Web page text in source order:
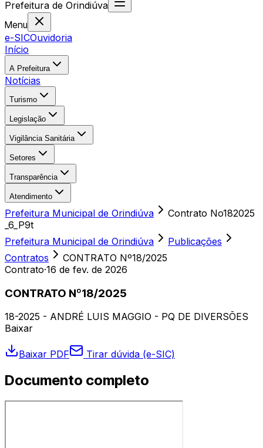
Prefeitura de Orindiúva
Menu
e-SICOuvidoria
Início
A Prefeitura
Notícias
Turismo
Legislação
Vigilância Sanitária
Setores
Transparência
Atendimento
Prefeitura Municipal de Orindiúva
Contrato No182025
_6_P9t
Prefeitura Municipal de Orindiúva
Publicações
Contratos
CONTRATO Nº18/2025
Contrato·16 de fev. de 2026
CONTRATO Nº18/2025
18-2025 - ANDRÉ LUIS MAGGIO - PQ DE DIVERSÕES
Baixar
Baixar PDF Tirar dúvida (e-SIC)
Documento completo